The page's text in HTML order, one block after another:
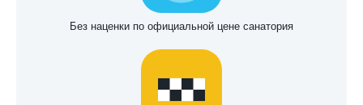
Без наценки по официальной цене санатория